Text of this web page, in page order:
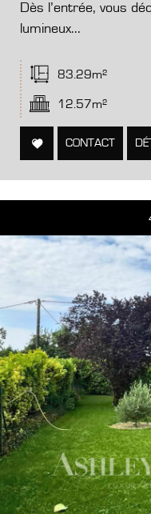
Dès l’entrée, vous
lumineux...
83.29m²
12.57m²
CONTACT